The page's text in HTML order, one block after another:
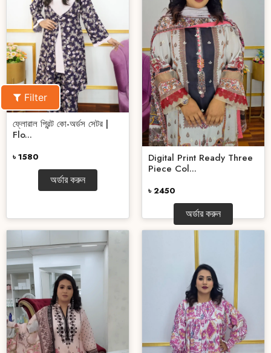
Filter
ফ্লোরাল প্রিন্ট কো-অর্ডস সেটর |
Flo...
৳ 1580
অর্ডার করুন
Digital Print Ready Three
Piece Col...
৳ 2450
অর্ডার করুন